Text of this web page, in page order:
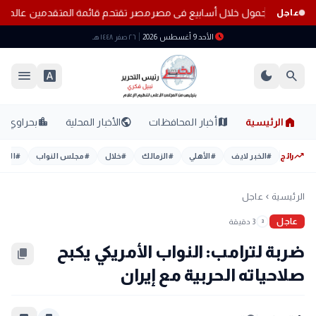
عاجل
خطوط المحمول خلال أسابيع فى مصرمصر تقتحم قائمة المتقدمين عالميًا.. 15 مركزًا جديدًا في حوكمة الذكاء
schedule الأحد 9 أغسطس 2026 ٢٦ صفر ١٤٤٨ هـ
search
dark_mode
font_download
menu
home الرئيسية mapأخبار المحافظات publicالأخبار المحلية location_cityبحراوي
trending_upرائج #الخبر لايف #الأهلي #الزمالك #خلال #مجلس النواب #
الرئيسية chevron_left عاجل
عاجل 3 3 دقيقة
ضربة لترامب: النواب الأمريكي يكبح
صلاحياته الحربية مع إيران
content_copy